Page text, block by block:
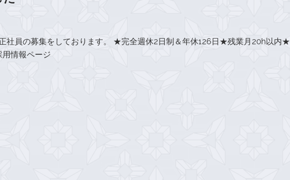
社員の募集をしております。 ★完全週休2日制＆年休126日★残業月20h以内★
情報ページ